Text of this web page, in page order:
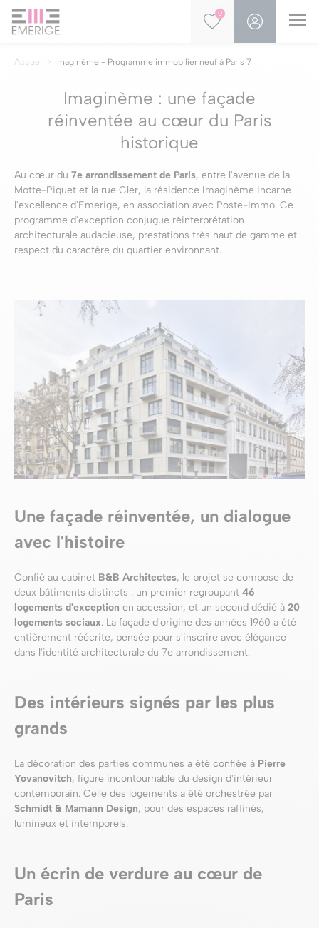
0
Accueil Imaginème - Programme immobilier neuf à Paris 7
Imaginème : une façade
réinventée au cœur du Paris
historique
Au cœur du 7e arrondissement de Paris, entre l'avenue de la
Motte-Piquet et la rue Cler, la résidence Imaginème incarne
l'excellence d'Emerige, en association avec Poste-Immo. Ce
programme d'exception conjugue réinterprétation
architecturale audacieuse, prestations très haut de gamme et
respect du caractère du quartier environnant.
Une façade réinventée, un dialogue
avec l'histoire
Confié au cabinet B&B Architectes, le projet se compose de
deux bâtiments distincts : un premier regroupant 46
logements d'exception en accession, et un second dédié à 20
logements sociaux. La façade d'origine des années 1960 a été
entièrement réécrite, pensée pour s'inscrire avec élégance
dans l'identité architecturale du 7e arrondissement.
Des intérieurs signés par les plus
grands
La décoration des parties communes a été confiée à Pierre
Yovanovitch, figure incontournable du design d'intérieur
contemporain. Celle des logements a été orchestrée par
Schmidt & Mamann Design, pour des espaces raffinés,
lumineux et intemporels.
Un écrin de verdure au cœur de
Paris